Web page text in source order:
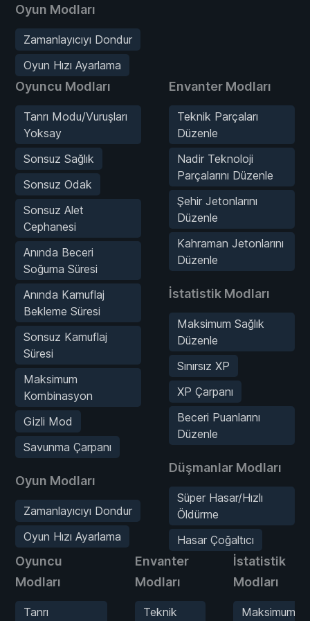
Oyun Modları
Zamanlayıcıyı Dondur
Oyun Hızı Ayarlama
Oyuncu Modları
Tanrı Modu/Vuruşları
Yoksay
Sonsuz Sağlık
Sonsuz Odak
Sonsuz Alet
Cephanesi
Anında Beceri
Soğuma Süresi
Anında Kamuflaj
Bekleme Süresi
Sonsuz Kamuflaj
Süresi
Maksimum
Kombinasyon
Gizli Mod
Savunma Çarpanı
Oyun Modları
Zamanlayıcıyı Dondur
Oyun Hızı Ayarlama
Envanter Modları
Teknik Parçaları
Düzenle
Nadir Teknoloji
Parçalarını Düzenle
Şehir Jetonlarını
Düzenle
Kahraman Jetonlarını
Düzenle
İstatistik Modları
Maksimum Sağlık
Düzenle
Sınırsız XP
XP Çarpanı
Beceri Puanlarını
Düzenle
Düşmanlar Modları
Süper Hasar/Hızlı
Öldürme
Hasar Çoğaltıcı
Oyuncu
Modları
Tanrı
Envanter
Modları
Teknik
İstatistik
Modları
Maksimum